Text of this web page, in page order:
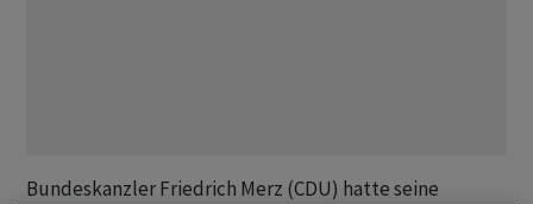
Bundeskanzler Friedrich Merz (CDU) hatte seine